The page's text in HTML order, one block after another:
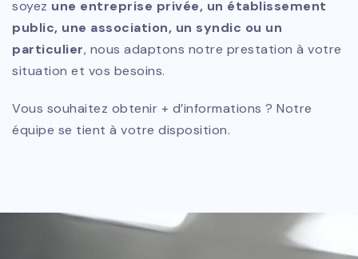
soyez une entreprise privée, un établissement
public, une association, un syndic ou un
particulier, nous adaptons notre prestation à votre
situation et vos besoins.
Vous souhaitez obtenir + d’informations ? Notre
équipe se tient à votre disposition.